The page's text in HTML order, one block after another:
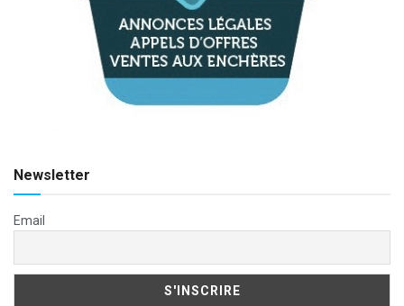
Newsletter
Email